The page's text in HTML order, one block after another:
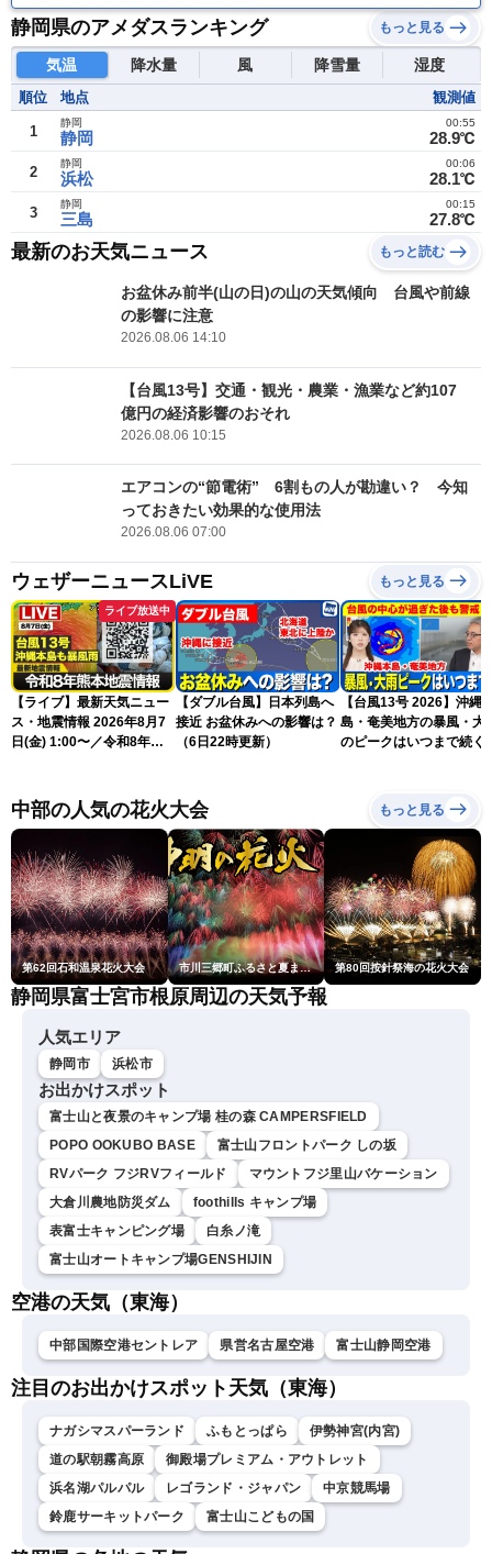
静岡県のアメダスランキング もっと見る
気温 降水量 風 降雪量 湿度
順位 地点 観測値
1 静岡
静岡
28.9℃
00:55
2 浜松
静岡
28.1℃
00:06
3 三島
静岡
27.8℃
00:15
最新のお天気ニュース もっと読む
お盆休み前半(山の日)の山の天気傾向 台風や前線
の影響に注意
2026.08.06 14:10
【台風13号】交通・観光・農業・漁業など約107
億円の経済影響のおそれ
2026.08.06 10:15
エアコンの“節電術” 6割もの人が勘違い？ 今知
っておきたい効果的な使用法
2026.08.06 07:00
ウェザーニュースLiVE もっと見る
ライブ放送中
【ライブ】最新天気ニュー
ス・地震情報 2026年8月7
日(金) 1:00〜／令和8年熊
スLiVE〉
【ダブル台風】日本列島へ
接近 お盆休みへの影響は？
（6日22時更新）
【台風13号 2026】沖縄
島・奄美地方の暴風・大
のピークはいつまで続く
中部の人気の花火大会 もっと見る
第62回石和温泉花火大会 市川三郷町ふるさと夏まつり第38回神明の花火大会 第80回按針祭海の花火大会
静岡県富士宮市根原周辺の天気予報
人気エリア
静岡市 浜松市
お出かけスポット
富士山と夜景のキャンプ場 桂の森 CAMPERSFIELD
POPO OOKUBO BASE
富士山フロントパーク しの坂
RVパーク フジRVフィールド
マウントフジ里山バケーション
大倉川農地防災ダム
foothills キャンプ場
表富士キャンピング場
白糸ノ滝
富士山オートキャンプ場GENSHIJIN
空港の天気（東海）
中部国際空港セントレア 県営名古屋空港 富士山静岡空港
注目のお出かけスポット天気（東海）
ナガシマスパーランド ふもとっぱら
伊勢神宮(内宮)
道の駅朝霧高原
御殿場プレミアム・アウトレット
浜名湖パルパル
レゴランド・ジャパン
中京競馬場
鈴鹿サーキットパーク
富士山こどもの国